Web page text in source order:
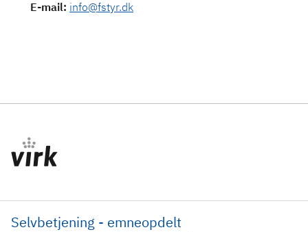
E-mail: info@fstyr.dk
Selvbetjening - emneopdelt